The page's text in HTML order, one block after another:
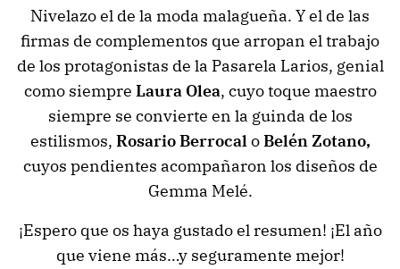
Nivelazo el de la moda malagueña. Y el de las
firmas de complementos que arropan el trabajo
de los protagonistas de la Pasarela Larios, genial
como siempre Laura Olea, cuyo toque maestro
siempre se convierte en la guinda de los
estilismos, Rosario BerrocaloBelén Zotano,
cuyos pendientes acompañaron los diseños de
Gemma Melé.
¡Espero que os haya gustado el resumen! ¡El año
que viene más…y seguramente mejor!